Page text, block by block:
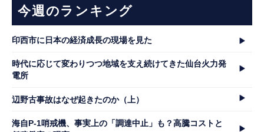
今週のランキング
印西市に日本の経済成長の現場を見た
時代に応じて変わりつつ地域を支え続けてきた仙台火力発
電所
辺野古事故はなぜ起きたのか（上）
海自P-1哨戒機、事実上の「調達中止」も？高騰コストと